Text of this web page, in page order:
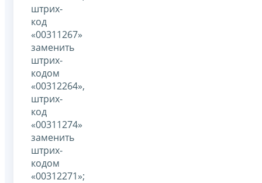
штрих-
код
«00311267»
заменить
штрих-
кодом
«00312264»,
штрих-
код
«00311274»
заменить
штрих-
кодом
«00312271»;